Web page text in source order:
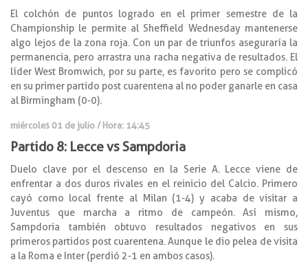
El colchón de puntos logrado en el primer semestre de la
Championship le permite al Sheffield Wednesday mantenerse
algo lejos de la zona roja. Con un par de triunfos aseguraría la
permanencia, pero arrastra una racha negativa de resultados. El
líder West Bromwich, por su parte, es favorito pero se complicó
en su primer partido post cuarentena al no poder ganarle en casa
al Birmingham (0-0).
miércoles 01 de julio / Hora: 14:45
Partido 8: Lecce vs Sampdoria
Duelo clave por el descenso en la Serie A. Lecce viene de
enfrentar a dos duros rivales en el reinicio del Calcio. Primero
cayó como local frente al Milan (1-4) y acaba de visitar a
Juventus que marcha a ritmo de campeón. Así mismo,
Sampdoria también obtuvo resultados negativos en sus
primeros partidos post cuarentena. Aunque le dio pelea de visita
a la Roma e Inter (perdió 2-1 en ambos casos).